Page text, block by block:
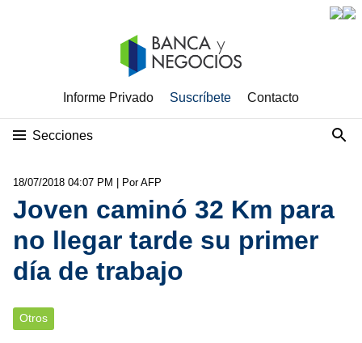
Informe Privado Suscríbete Contacto
Secciones
18/07/2018 04:07 PM | Por AFP
Joven caminó 32 Km para
no llegar tarde su primer
día de trabajo
Otros